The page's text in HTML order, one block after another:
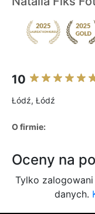
10
Łódź, Łódź
O firmie:
Oceny na
Tylko
danych.